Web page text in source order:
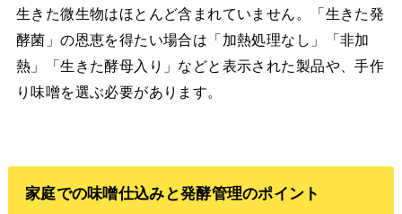
生きた微生物はほとんど含まれていません。「生きた発
酵菌」の恩恵を得たい場合は「加熱処理なし」「非加
熱」「生きた酵母入り」などと表示された製品や、手作
り味噌を選ぶ必要があります。
家庭での味噌仕込みと発酵管理のポイント